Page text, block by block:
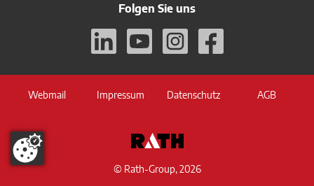
Folgen Sie uns
Webmail Impressum Datenschutz AGB
© Rath-Group, 2026